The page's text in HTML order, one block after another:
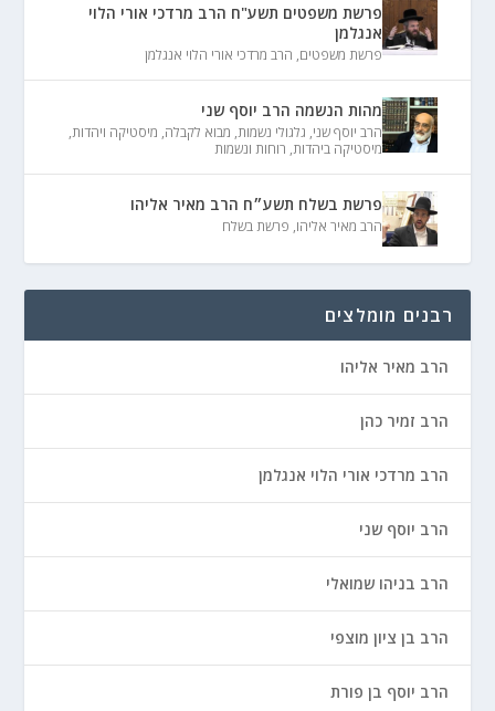
פרשת משפטים תשע"ח הרב מרדכי אורי הלוי
אנגלמן
פרשת משפטים, הרב מרדכי אורי הלוי אנגלמן
מהות הנשמה הרב יוסף שני
הרב יוסף שני, גלגולי נשמות, מבוא לקבלה, מיסטיקה ויהדות,
מיסטיקה ביהדות, רוחות ונשמות
פרשת בשלח תשע״ח הרב מאיר אליהו
הרב מאיר אליהו, פרשת בשלח
רבנים מומלצים
הרב מאיר אליהו
הרב זמיר כהן
הרב מרדכי אורי הלוי אנגלמן
הרב יוסף שני
הרב בניהו שמואלי
הרב בן ציון מוצפי
הרב יוסף בן פורת